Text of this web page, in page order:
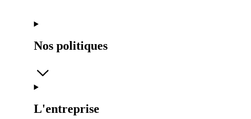
Nos politiques
L'entreprise